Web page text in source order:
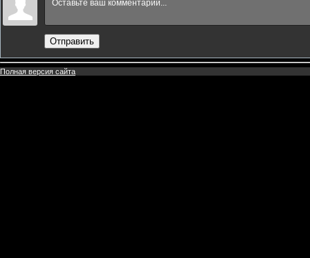
Отправить
Полная версия сайта